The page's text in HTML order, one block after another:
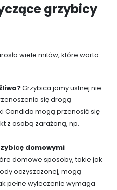
grzybicy
wiele mitów, które warto
Grzybica jamy ustnej nie
się drogą
Candida mogą przenosić się
z osobą zarażoną, np.
domowymi
domowe sposoby, takie jak
oczyszczonej, mogą
pełne wyleczenie wymaga